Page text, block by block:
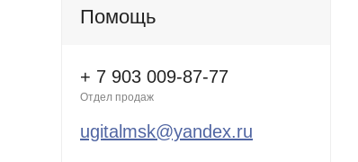
Нет в наличии
Помощь
+ 7 903 009-87-77
Отдел продаж
ugitalmsk@yandex.ru